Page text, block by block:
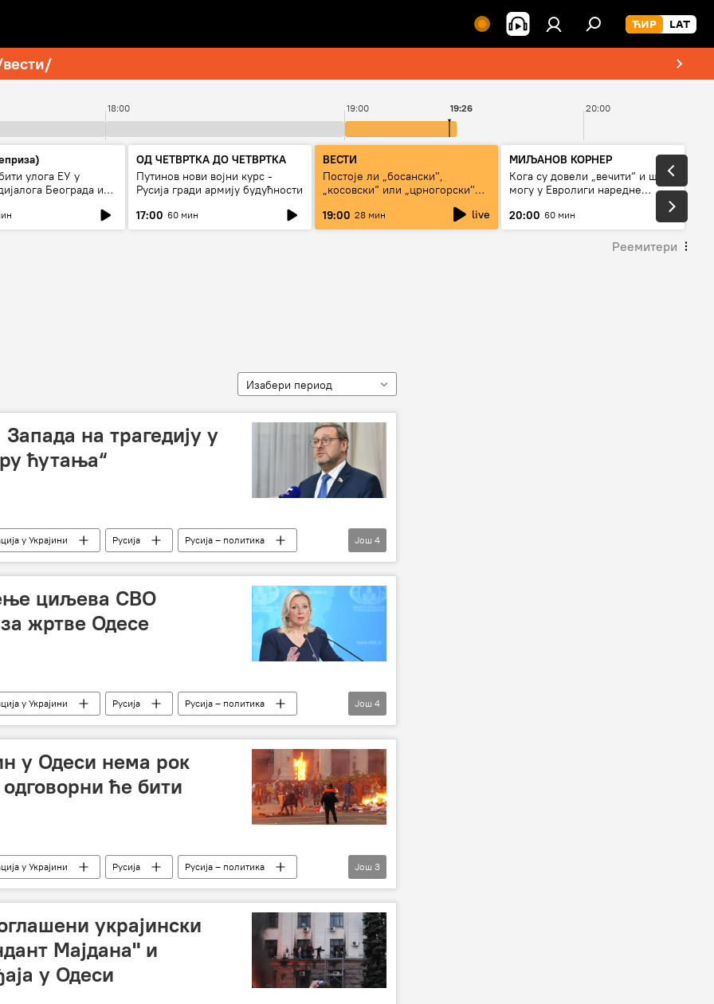
18:00 19:00 20:00
19:26
улога ЕУ у
Београда и
ОД ЧЕТВРТКА ДО ЧЕТВРТКА
Путинов нови војни курс -
Русија гради армију будућности
17:00 60 мин
ВЕСТИ
Постоје ли „босански",
„косовски“ или „црногорски"
19:00 28 мин live
МИЉАНОВ КОРНЕР
Кога су довели „вечити“ и шта
могу у Евролиги наредне
20:00 60 мин
Реемитери
Изабери период
на трагедију у
ћутања“
у Украјини Русија
Русија – политика
– вести
Украјина
Одеса
Још 4
циљева СВО
жртве Одесе
у Украјини Русија
Русија – политика
– вести
Украјина
Одеса
Још 4
у Одеси нема рок
ће бити
у Украјини Русија
Русија – политика
– вести
Украјина Одеса
Још 3
украјински
Мајдана" и
у Одеси